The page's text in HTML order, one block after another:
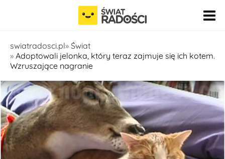
Pomiń nawigację
swiatradosci.pl Świat
Adoptowali jelonka, który teraz zajmuje się ich kotem.
Wzruszające nagranie